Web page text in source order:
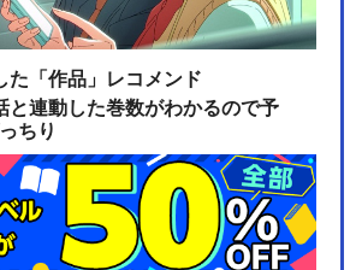
ユメノツボミ － ポケモンアニ
メシリーズ【PO…
まっててね！コイキング － ポ
ケモンアニメシリ…
た「作品」レコメンド
と連動した巻数がわかるので予
ちり